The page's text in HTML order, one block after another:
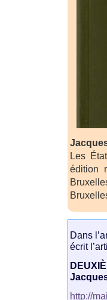
Les
édition
Dans
écrit
http://